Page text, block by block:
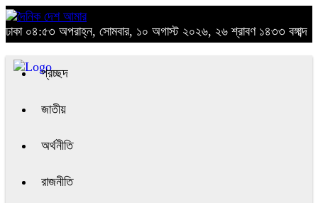
ঢাকা ০৪:৫৩ অপরাহ্ন, সোমবার, ১০ অগাস্ট ২০২৬, ২৬ শ্রাবণ ১৪৩৩ বঙ্গাব্দ
প্রচ্ছদ
জাতীয়
অর্থনীতি
রাজনীতি